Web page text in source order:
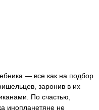
— все как на подбор
заронив в их
По счастью,
инопланетяне не